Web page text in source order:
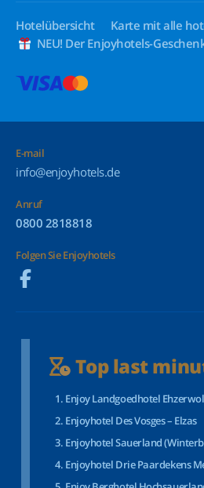
Hotelübersicht Karte mit alle
NEU! Der Enjoyhotels-
E-mail
info@enjoyhotels.de
Anruf
0800 2818818
Folgen Sie Enjoyhotels
Top last
Enjoy Landgoedhotel
Enjoyhotel Des Vosges – Elzas
Enjoyhotel Sauerland
Enjoyhotel Drie Paardekens